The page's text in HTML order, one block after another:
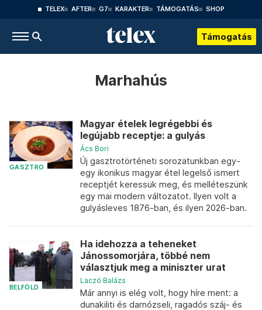
TELEX AFTER G7 KARAKTER TÁMOGATÁS SHOP
Támogatás
Marhahús
GASZTRO
Magyar ételek legrégebbi és
legújabb receptje: a gulyás
Ács Bori
Új gasztrotörténeti sorozatunkban egy-
egy ikonikus magyar étel legelső ismert
receptjét keressük meg, és melléteszünk
egy mai modern változatot. Ilyen volt a
gulyásleves 1876-ban, és ilyen 2026-ban.
BELFÖLD
Ha idehozza a teheneket
Jánossomorjára, többé nem
választjuk meg a miniszter urat
Laczó Balázs
Már annyi is elég volt, hogy híre ment: a
dunakiliti és darnózseli, ragadós száj- és